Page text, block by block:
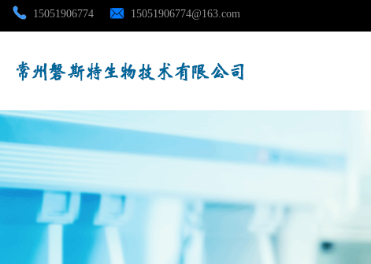
15051906774 15051906774@163.com
公司首页
公司介绍
公司动态
产品展厅